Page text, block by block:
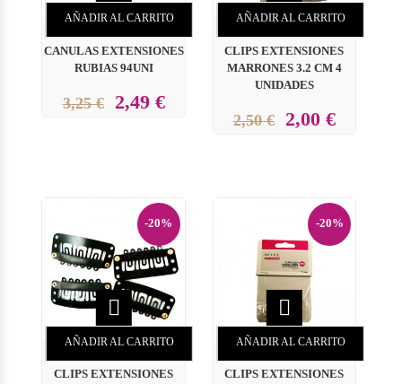
AÑADIR AL CARRITO
CANULAS EXTENSIONES
RUBIAS 94UNI
3,25 € 2,49 €
AÑADIR AL CARRITO
CLIPS EXTENSIONES
MARRONES 3.2 CM 4
UNIDADES
2,50 € 2,00 €
-20%

AÑADIR AL CARRITO
CLIPS EXTENSIONES
-20%

AÑADIR AL CARRITO
CLIPS EXTENSIONES